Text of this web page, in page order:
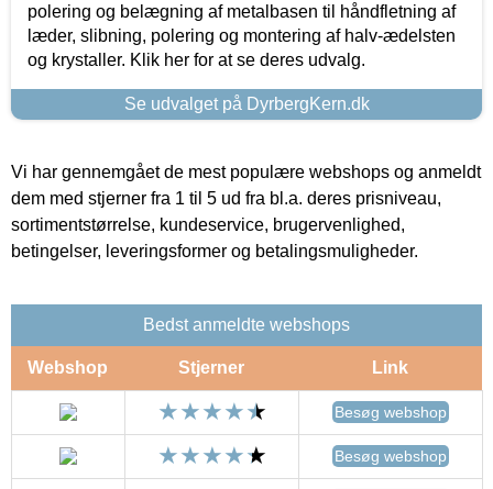
polering og belægning af metalbasen til håndfletning af
læder, slibning, polering og montering af halv-ædelsten
og krystaller. Klik her for at se deres udvalg.
Se udvalget på DyrbergKern.dk
Vi har gennemgået de mest populære webshops og anmeldt
dem med stjerner fra 1 til 5 ud fra bl.a. deres prisniveau,
sortimentstørrelse, kundeservice, brugervenlighed,
betingelser, leveringsformer og betalingsmuligheder.
Bedst anmeldte webshops
Webshop Stjerner Link
Besøg webshop
Besøg webshop